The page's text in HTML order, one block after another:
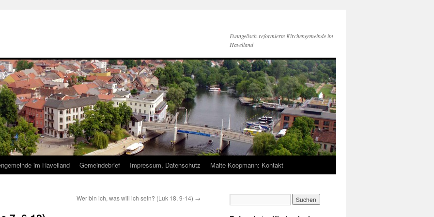
Evangelisch-reformierte Kirchengemeinde im
Havelland
im Havelland Gemeindebrief Impressum, Datenschutz Malte Koopmann: Kontakt
Wer bin ich, was will ich sein? (Luk 18, 9-14) →